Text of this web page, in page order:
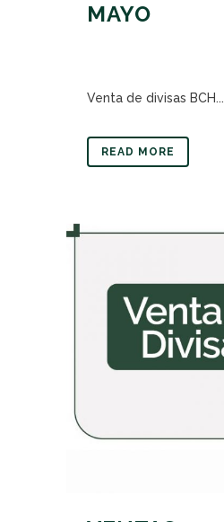
MAYO
Venta de divisas BCH...
READ MORE